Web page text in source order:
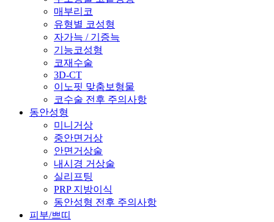
매부리코
유형별 코성형
자가늑 / 기증늑
기능코성형
코재수술
3D-CT
이노핏 맞춤보형물
코수술 전후 주의사항
동안성형
미니거상
중안면거상
안면거상술
내시경 거상술
실리프팅
PRP 지방이식
동안성형 전후 주의사항
피부/쁘띠